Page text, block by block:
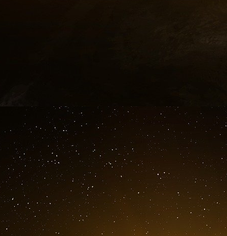
Ainsi, entre 1957 et 1991, seule l’URSS a
intercontinental effectif. Aux Etats-Unis, les
des déclarations politiques retentissantes,
opérationnel généralisé et cohérent.
Elu en 1992, le président William Clinton
territoire à une défense de théâtre,
stratégique en une Organisation de la
C’est pourtant sous sa présidence
l’antimissile, fruit d’un rapport de forces